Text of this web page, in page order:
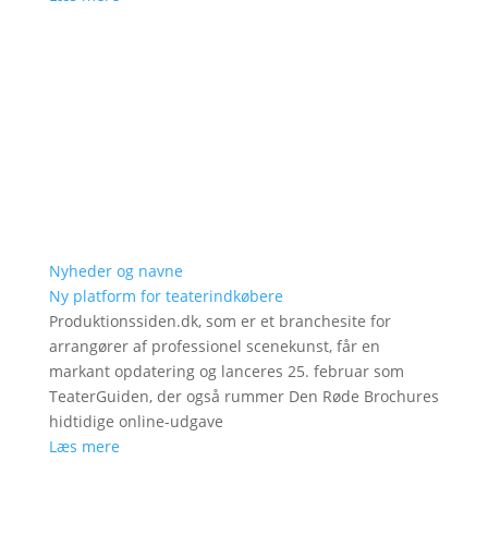
Nyheder og navne
Ny platform for teaterindkøbere
Produktionssiden.dk, som er et branchesite for
arrangører af professionel scenekunst, får en
markant opdatering og lanceres 25. februar som
TeaterGuiden, der også rummer Den Røde Brochures
hidtidige online-udgave
Læs mere